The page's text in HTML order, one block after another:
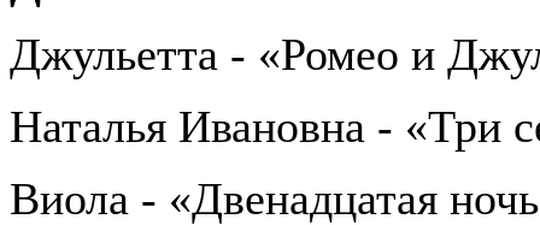
Джульетта - «Ромео и
Наталья Ивановна - «Три
Виола - «Двенадцатая